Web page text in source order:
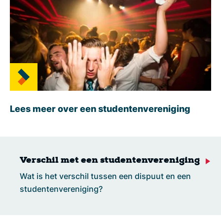
Lees meer over een studentenvereniging
Verschil met een studentenvereniging
Wat is het verschil tussen een dispuut en een
studentenvereniging?